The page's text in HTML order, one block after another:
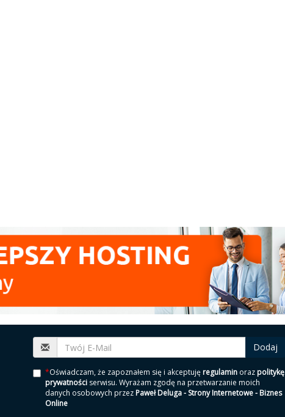
Dodaj
*Oświadczam, że zapoznałem się i akceptuję regulaminoraz politykę
prywatnościserwisu. Wyrażam zgodę na przetwarzanie moich
danych osobowych przez Paweł Deluga - Strony Internetowe - Biznes
Online